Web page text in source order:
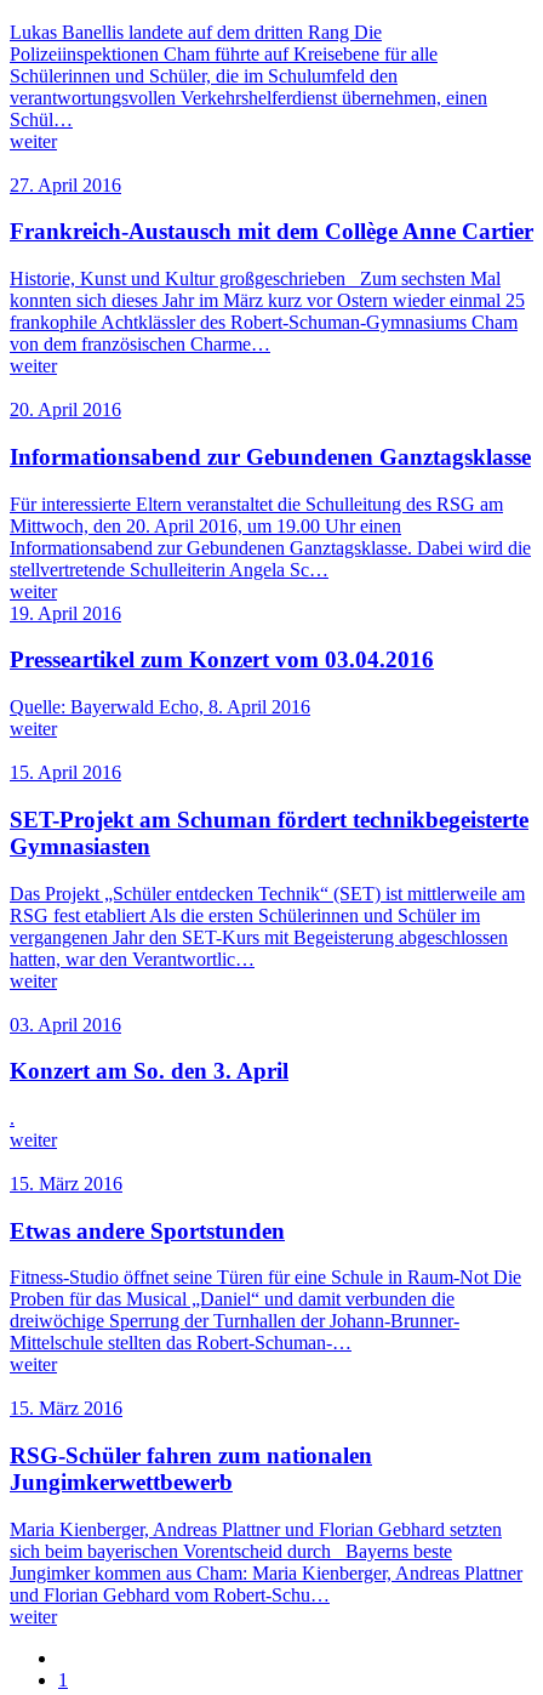
Lukas Banellis landete auf dem dritten Rang Die
Polizeiinspektionen Cham führte auf Kreisebene für alle
Schülerinnen und Schüler, die im Schulumfeld den
verantwortungsvollen Verkehrshelferdienst übernehmen, einen
Schül…
weiter
27. April 2016
Frankreich-Austausch mit dem Collège Anne Cartier
Historie, Kunst und Kultur großgeschrieben Zum sechsten Mal
konnten sich dieses Jahr im März kurz vor Ostern wieder einmal 25
frankophile Achtklässler des Robert-Schuman-Gymnasiums Cham
von dem französischen Charme…
weiter
20. April 2016
Informationsabend zur Gebundenen Ganztagsklasse
Für interessierte Eltern veranstaltet die Schulleitung des RSG am
Mittwoch, den 20. April 2016, um 19.00 Uhr einen
Informationsabend zur Gebundenen Ganztagsklasse. Dabei wird die
stellvertretende Schulleiterin Angela Sc…
weiter
19. April 2016
Presseartikel zum Konzert vom 03.04.2016
Quelle: Bayerwald Echo, 8. April 2016
weiter
15. April 2016
SET-Projekt am Schuman fördert technikbegeisterte
Gymnasiasten
Das Projekt „Schüler entdecken Technik“ (SET) ist mittlerweile am
RSG fest etabliert Als die ersten Schülerinnen und Schüler im
vergangenen Jahr den SET-Kurs mit Begeisterung abgeschlossen
hatten, war den Verantwortlic…
weiter
03. April 2016
Konzert am So. den 3. April
.
weiter
15. März 2016
Etwas andere Sportstunden
Fitness-Studio öffnet seine Türen für eine Schule in Raum-Not Die
Proben für das Musical „Daniel“ und damit verbunden die
dreiwöchige Sperrung der Turnhallen der Johann-Brunner-
Mittelschule stellten das Robert-Schuman-…
weiter
15. März 2016
RSG-Schüler fahren zum nationalen
Jungimkerwettbewerb
Maria Kienberger, Andreas Plattner und Florian Gebhard setzten
sich beim bayerischen Vorentscheid durch Bayerns beste
Jungimker kommen aus Cham: Maria Kienberger, Andreas Plattner
und Florian Gebhard vom Robert-Schu…
weiter
1